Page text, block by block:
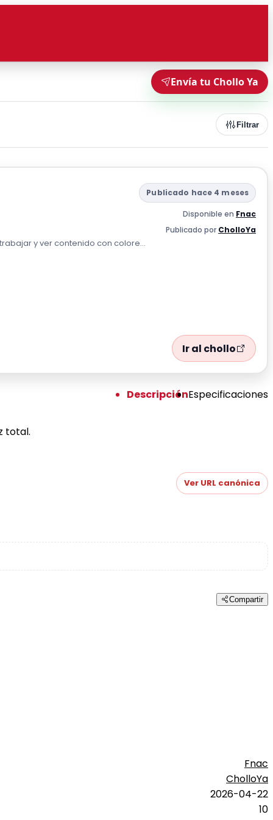
Envía tu Chollo Ya
Filtrar
Publicado hace 4 meses
Disponible en Fnac
Publicado por CholloYa
trabajar y ver contenido con colore...
Ir al chollo
DescripciónEspecificaciones
total.
Ver URL canónica
Compartir
Fnac
CholloYa
2026-04-22
10